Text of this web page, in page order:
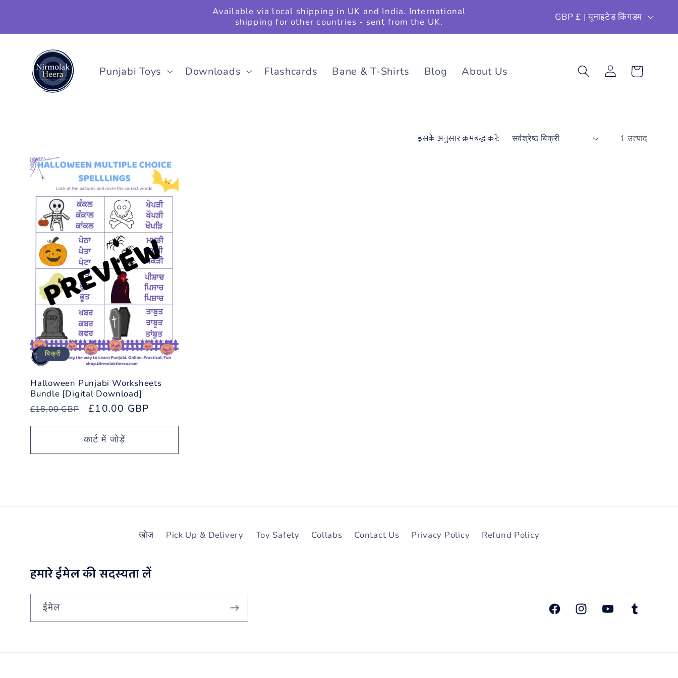
के लिए
Available via local shipping in UK and India. International
shipping for other countries - sent from the UK.
दे
श
GBP £ | यूनाइटेड किंगडम
Punjabi Toys Downloads Flashcards Bane & T-Shirts Blog About Us
इन
कार्ट
इसके अनुसार क्रमबद्ध करें: 1 उत्पाद
बिक्री
Halloween Punjabi Worksheets
Bundle [Digital Download]
नियमित
£18.00 GBP
विक्रय
£10.00 GBP
कार्ट में जोड़ें
खोज Pick Up & Delivery Toy Safety Collabs Contact Us Privacy Policy Refund Policy
हमारे ईमेल की सदस्यता लें
ईमेल
फेसबुक Instagram
यूट्यूब Tumblr